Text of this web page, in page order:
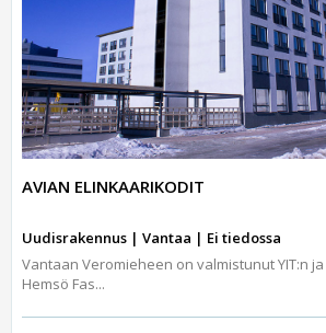
AVIAN ELINKAARIKODIT
Uudisrakennus | Vantaa | Ei tiedossa
Vantaan Veromieheen on valmistunut YIT:n
Hemsö Fas...